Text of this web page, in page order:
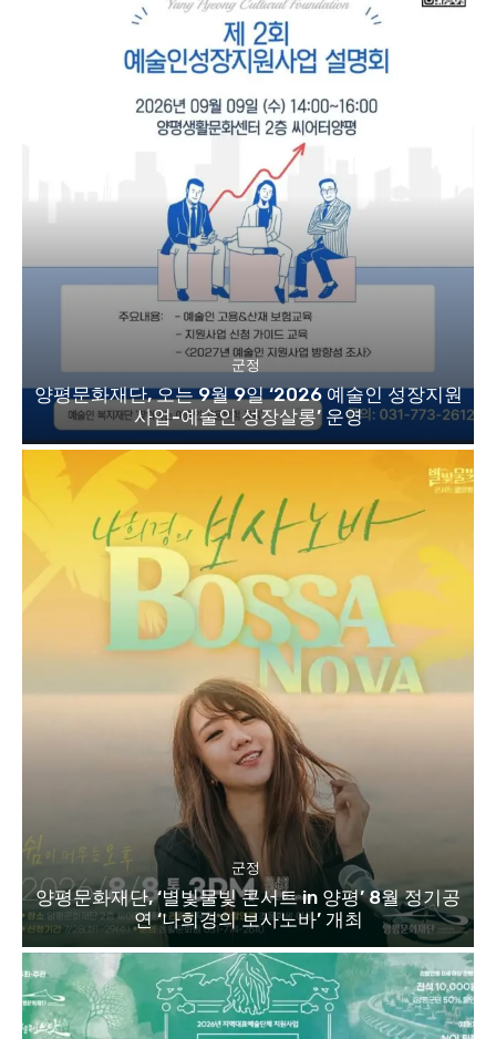
군정
양평문화재단, 오는 9월 9일 ‘2026 예술인 성장지원
사업-예술인 성장살롱’ 운영
군정
양평문화재단, ‘별빛물빛 콘서트 in 양평’ 8월 정기공
연 ‘나희경의 보사노바’ 개최